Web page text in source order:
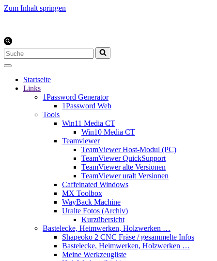
Zum Inhalt springen
Suchen
nach …
Startseite
Links
1Password Generator
1Password Web
Tools
Win11 Media CT
Win10 Media CT
Teamviewer
TeamViewer Host-Modul (PC)
TeamViewer QuickSupport
TeamViewer alte Versionen
TeamViewer uralt Versionen
Caffeinated Windows
MX Toolbox
WayBack Machine
Uralte Fotos (Archiv)
Kurzübersicht
Bastelecke, Heimwerken, Holzwerken …
Shapeoko 2 CNC Fräse / gesammelte Infos
Bastelecke, Heimwerken, Holzwerken …
Meine Werkzeugliste